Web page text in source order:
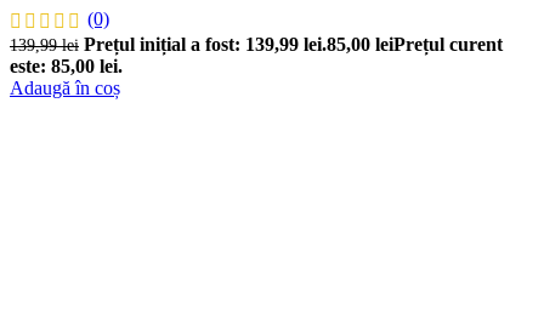
(0)
139,99lei Prețul inițial a fost: 139,99 lei.85,00 leiPrețul curent
este: 85,00 lei.
Adaugă în coș